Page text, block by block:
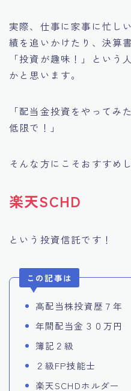
実際、仕事に家事に忙し
績を追いかけたり、決算
「投資が趣味！」という
かと思います。
「配当金投資をやってみ
低限で！」
そんな方にこそおすすめ
楽天SCHD
という投資信託です！
この記事は
高配当株投資歴７年
年間配当金３０万円
簿記２級
２級FP技能士
楽天SCHDホルダー